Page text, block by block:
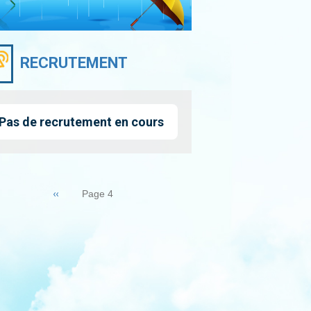
RECRUTEMENT
de recrutement en cours
Page
précédente
‹‹ Page 4